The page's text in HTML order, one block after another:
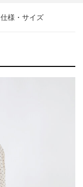
仕様・サイズ